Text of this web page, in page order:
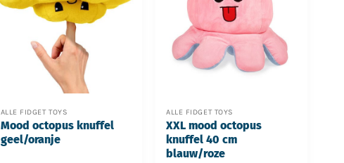
ALLE FIDGET TOYS
Mood octopus knuffel
geel/oranje
ALLE FIDGET TOYS
XXL mood octopus
knuffel 40 cm
blauw/roze